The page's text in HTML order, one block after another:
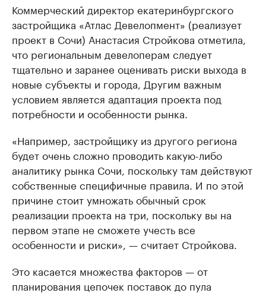
Коммерческий директор екатеринбургского
застройщика «Атлас Девелопмент» (реализует
проект в Сочи) Анастасия Стройкова отметила,
что региональным девелоперам следует
тщательно и заранее оценивать риски выхода в
новые субъекты и города, Другим важным
условием является адаптация проекта под
потребности и особенности рынка.
«Например, застройщику из другого региона
будет очень сложно проводить какую-либо
аналитику рынка Сочи, поскольку там действуют
собственные специфичные правила. И по этой
причине стоит умножать обычный срок
реализации проекта на три, поскольку вы на
первом этапе не сможете учесть все
особенности и риски», — считает Стройкова.
Это касается множества факторов — от
планирования цепочек поставок до пула